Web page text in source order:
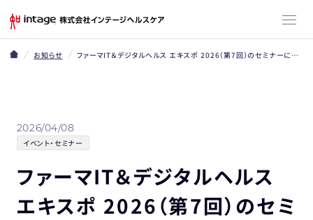
お知らせ ファーマIT＆デジタルヘルス エキスポ 2026（第7回）のセミナーにインテージヘルスケアのメンバーが登壇しました
2026/04/08
イベント・セミナー
ファーマIT＆デジタルヘルス
エキスポ 2026（第7回）のセミ